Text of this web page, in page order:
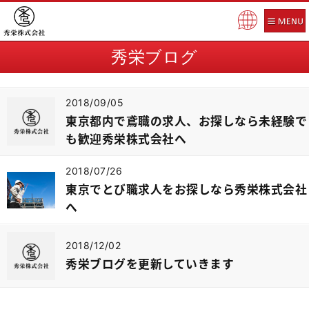
秀栄ブログ
2018/09/05
東京都内で鳶職の求人、お探しなら未経験で
も歓迎秀栄株式会社へ
2018/07/26
東京でとび職求人をお探しなら秀栄株式会社
へ
2018/12/02
秀栄ブログを更新していきます